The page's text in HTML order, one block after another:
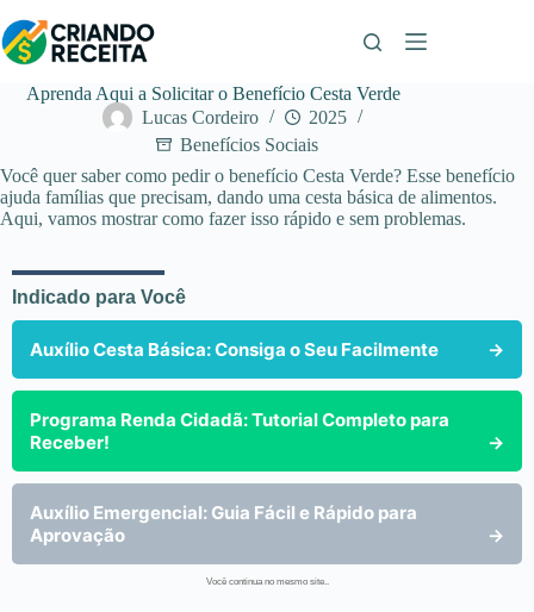
para
o
Aprenda Aqui a Solicitar o Benefício Cesta Verde
Lucas Cordeiro
2025
Benefícios Sociais
Você quer saber como pedir o benefício Cesta Verde? Esse benefício
ajuda famílias que precisam, dando uma cesta básica de alimentos.
Aqui, vamos mostrar como fazer isso rápido e sem problemas.
Indicado para Você
Auxílio Cesta Básica: Consiga o Seu Facilmente →
Programa Renda Cidadã: Tutorial Completo para
Receber!
→
Auxílio Emergencial: Guia Fácil e Rápido para
Aprovação
→
Você continua no mesmo site..